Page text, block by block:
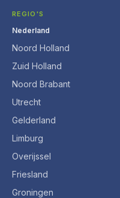
REGIO'S
Nederland
Noord Holland
Zuid Holland
Noord Brabant
Utrecht
Gelderland
Limburg
Overijssel
Friesland
Groningen